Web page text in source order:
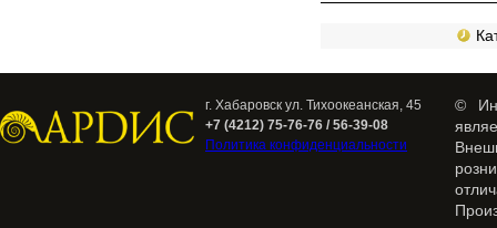
г. Хабаровск ул. Тихоокеанская, 45
+7 (4212) 75-76-76 / 56-39-08
Политика конфиденциальности
©